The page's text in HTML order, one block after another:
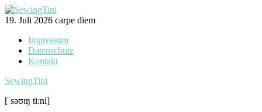
Zum
Inhalt
19. Juli 2026 carpe diem
Impressum
Datenschutz
Kontakt
SewingTini
[ˈsəʊɪŋ ti:ni]